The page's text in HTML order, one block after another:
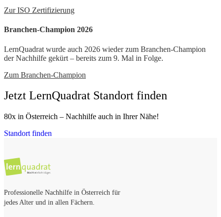
Zur ISO Zertifizierung
Branchen-Champion 2026
LernQuadrat wurde auch 2026 wieder zum Branchen-Champion
der Nachhilfe gekürt – bereits zum 9. Mal in Folge.
Zum Branchen-Champion
Jetzt LernQuadrat Standort finden
80x in Österreich – Nachhilfe auch in Ihrer Nähe!
Standort finden
Professionelle Nachhilfe in Österreich für
jedes Alter und in allen Fächern.